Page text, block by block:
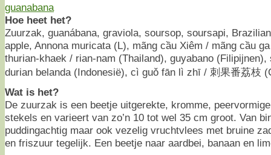
Hoe heet het?
Zuurzak, guanábana, graviola, soursop, soursapi,
apple, Annona muricata (L), mãng cầu Xiêm / mãng cầu
thurian-khaek / rian-nam (Thailand), guyabano
durian belanda (Indonesië), cì guǒ fān lì zhī / 刺果番荔枝
Wat is het?
De zuurzak is een beetje uitgerekte, kromme,
stekels en varieert van zo’n 10 tot wel 35 cm groot. Van
puddingachtig maar ook vezelig vruchtvlees met bruine
en friszuur tegelijk. Een beetje naar aardbei, banaan en